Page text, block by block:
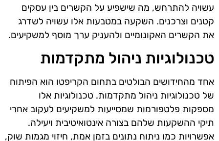
עשויה להתרחש, מה שישפיע על הקשרים בין עסקים
קטנים וצרכנים. השקעה במטבעות אלו עשויה לשדרג
את הקשרים האקונומיים ולהעניק ערך מוסף למשקיעים.
טכנולוגיות ניהול מתקדמות
אחד מהחידושים הבולטים בתחום הקריפטו הוא הפיתוח
של טכנולוגיות ניהול מתקדמות. טכנולוגיות אלו
מספקות פלטפורמות שמסייעות למשקיעים לעקוב אחרי
תיקי ההשקעות שלהם בצורה אינטואיטיבית ויעילה.
אפשרויות כמו ניתוח נתונים בזמן אמת, חיזוי מגמות שוק,